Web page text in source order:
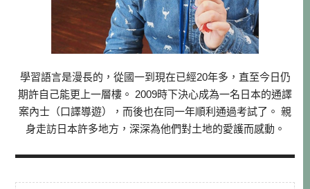
學習語言是漫長的，從國一到現在已經20年多，直至今日仍
期許自己能更上一層樓。 2009時下決心成為一名日本的通譯
案內士（口譯導遊），而後也在同一年順利通過考試了。 親
身走訪日本許多地方，深深為他們對土地的愛護而感動。